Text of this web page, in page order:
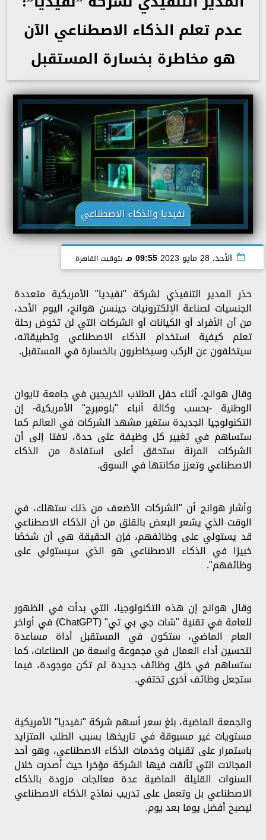
عدم تعلم الذكاء الاصطناعي الآن
هو مخاطرة بخسارة المستقبل
نفيديا والذكاء الاصطناعي
الأحد، 28 مايو 2023 09:55 مـ بتوقيت القاهرة
حذر المدير التنفيذي لشركة "نفيديا" الأمريكية متعددة
الجنسيات لصناعة الإلكترونيات جينسن هوانج، اليوم الأحد،
من أن الأفراد أو الكيانات أو الشركات التي لن تخوض رحلة
تعلم كيفية استخدام الذكاء الاصطناعي وتطبيقاته،
سيتخلفون عن الركب وسيخاطرون بالخسارة في المستقبل.
وقال هوانج، أثناء حفل الطلاب الخريجين في جامعة تايوان
الوطنية -بحسب وكالة أنباء "بلومبرج" الأمريكية- إن
التكنولوجيا الجديدة ستغير مشهد الشركات في العالم كما
ستساهم في تغيير كل وظيفة على حدة، لافتا إلى أن
الشركات المرنة ستحقق أعلى استفادة من الذكاء
الاصطناعي وتعزز مكانتها في السوق.
وأشار هوانج أن "الشركات الأضعف من ذلك ستهلك، في
الوقت الذي يشعر البعض بالقلق من أن الذكاء الاصطناعي
قد يستولي على وظائفهم، فإن الحقيقة هي أن شخصًا
خبيرًا في الذكاء الاصطناعي هو الذي سيستولي على
وظائفهم".
وقال هوانج إن هذه التكنولوجيا، التي بدأت في الظهور
للعامة في تقنية "شات جي بي تي" (ChatGPT) في أواخر
العام الماضي، ستكون في المستقبل أداة مساعدة
لتحسين أداء العمال في مجموعة واسعة من الصناعات، كما
ستساهم في خلق وظائف جديدة لم تكن موجودة، فيما
ستجعل وظائف أخرى تختفي.
والجمعة الماضية، بلغ سعر أسهم شركة "نفيديا" الأمريكية
مستويات غير مسبوقة في تاريخها بسبب الطلب المتزايد
باستمرار على تقنيات وخدمات الذكاء الاصطناعي، وهو أحد
المجالات التي تألقت فيها الشركة مؤخرا حيث أصدرت خلال
السنوات القليلة الماضية عدة معالجات مزودة بالذكاء
الاصطناعي بل وتعمل على تدريب نماذج الذكاء الاصطناعي
ليصبح أفضل يوما بعد يوم.